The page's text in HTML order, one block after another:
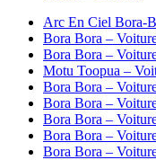
Arc En Ciel Bora-
Bora Bora –
Bora Bora –
Motu Toopua –
Bora Bora –
Bora Bora –
Bora Bora –
Bora Bora –
Bora Bora –